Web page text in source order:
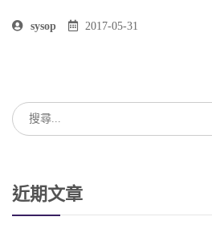
sysop 2017-05-31
近期文章